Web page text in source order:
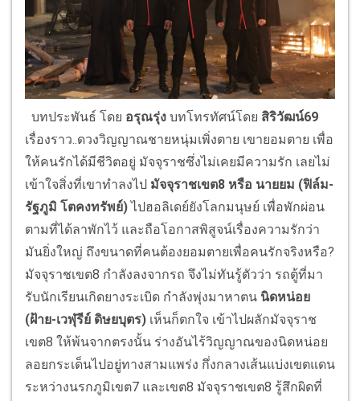
บทประพันธ์ โดย อรุณรุ่ง บทโทรทัศน์โดย สิริวัฒน์69
เรื่องราว..ดวงวิญญาณชายหนุ่มเพิ่งตาย เขายอมตาย เพื่อ
ให้คนรักได้มีชีวิตอยู่ มัจจุราชซึ่งไม่เคยมีความรัก เลยไม่
เข้าใจสิ่งที่เขาทำลงไป มัจจุราชเขต8 หรือ นายยม (ฟิล์ม-
รัฐภูมิ โตคงทรัพย์)ไปฮอลิเดย์ยังโลกมนุษย์ เพื่อพักผ่อน
ตามที่ได้ลาพักไว้ และถือโอกาสพิสูจน์เรื่องความรักว่า
มันยิ่งใหญ่ ถึงขนาดที่คนต้องยอมตายเพื่อคนรักจริงหรือ?
มัจจุราชเขต8 กำลังลงจากรถ จึงไม่ทันรู้ตัวว่า รถตู้ที่มา
รับนักเรียนเกิดยางระเบิด กำลังพุ่งมาหาตน นิดหน่อย
(ฝ้าย-เวฬุรีย์ ดิษยบุตร) เห็นก็ตกใจ เข้าไปผลักมัจจุราช
เขต8 ให้พ้นจากตรงนั้น ร่างอันไร้วิญญาณของนิดหน่อย
ลอยกระเด็นไปอยู่ทางสามแพร่ง กึ่งกลางเส้นแบ่งเขตแดน
ระหว่างนรกภูมิเขต7 และเขต8 มัจจุราชเขต8 รู้สึกผิดที่